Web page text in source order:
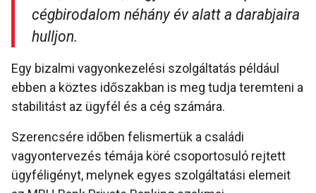
cégbirodalom néhány év alatt a darabjaira
hulljon.
Egy bizalmi vagyonkezelési szolgáltatás például
ebben a köztes időszakban is meg tudja teremteni a
stabilitást az ügyfél és a cég számára.
Szerencsére időben felismertük a családi
vagyontervezés témája köré csoportosuló rejtett
ügyféligényt, melynek egyes szolgáltatási elemeit